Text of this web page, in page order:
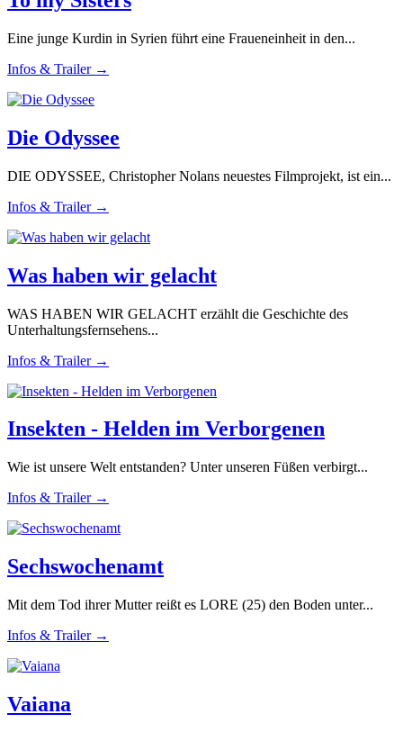
Eine junge Kurdin in Syrien führt eine Fraueneinheit in den...
Infos & Trailer →
Die Odyssee
DIE ODYSSEE, Christopher Nolans neuestes Filmprojekt, ist ein...
Infos & Trailer →
Was haben wir gelacht
WAS HABEN WIR GELACHT erzählt die Geschichte des
Unterhaltungsfernsehens...
Infos & Trailer →
Insekten - Helden im Verborgenen
Wie ist unsere Welt entstanden? Unter unseren Füßen verbirgt...
Infos & Trailer →
Sechswochenamt
Mit dem Tod ihrer Mutter reißt es LORE (25) den Boden unter...
Infos & Trailer →
Vaiana